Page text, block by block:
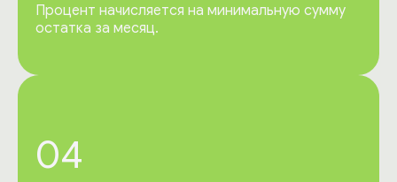
Процент начисляется на минимальную сумму
остатка за месяц.
04